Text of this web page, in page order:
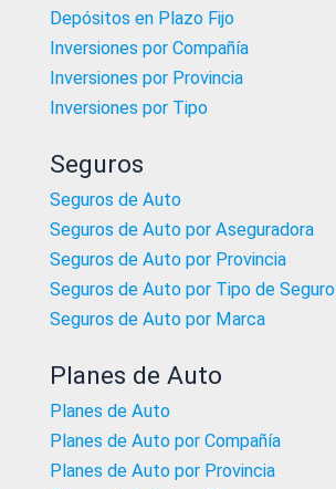
Depósitos en Plazo Fijo
Inversiones por Compañía
Inversiones por Provincia
Inversiones por Tipo
Seguros
Seguros de Auto
Seguros de Auto por Aseguradora
Seguros de Auto por Provincia
Seguros de Auto por Tipo de Seguro
Seguros de Auto por Marca
Planes de Auto
Planes de Auto
Planes de Auto por Compañía
Planes de Auto por Provincia